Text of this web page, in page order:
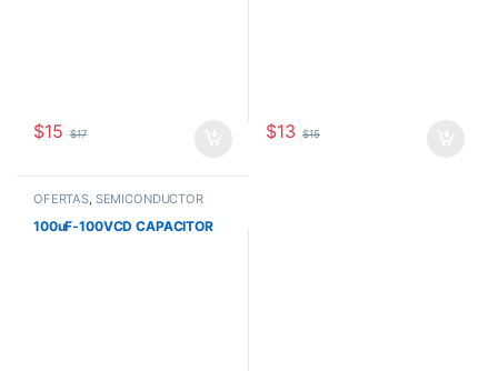
$15 $17 $13 $15
OFERTAS SEMICONDUCTOR
100uF-100VCD CAPACITOR